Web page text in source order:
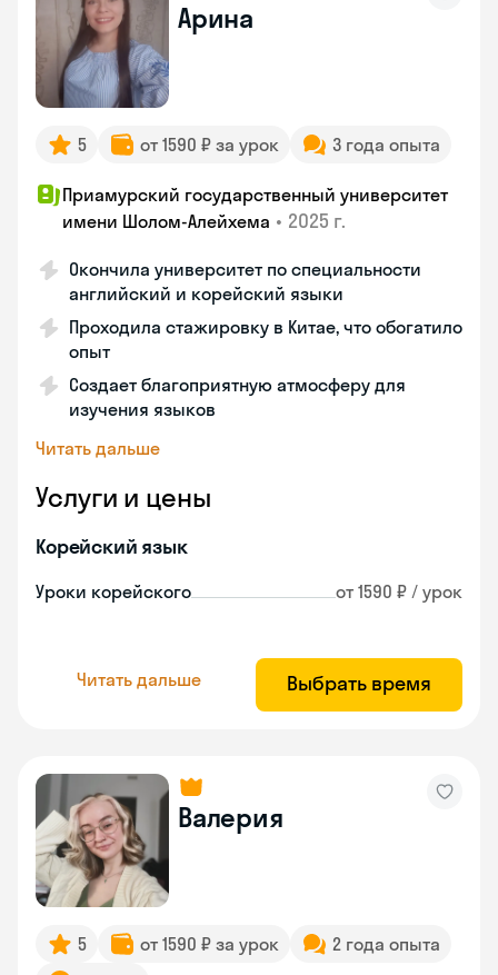
Арина
5 от 1590 ₽ за урок 3 года опыта
Приамурский государственный университет
имени Шолом-Алейхема • 2025 г.
Окончила университет по специальности
английский и корейский языки
Проходила стажировку в Китае, что обогатило
опыт
Создает благоприятную атмосферу для
изучения языков
Читать дальше
Услуги и цены
Корейский язык
Уроки корейского от 1590 ₽ / урок
Читать дальше Выбрать время
Валерия
5 от 1590 ₽ за урок
2 года опыта